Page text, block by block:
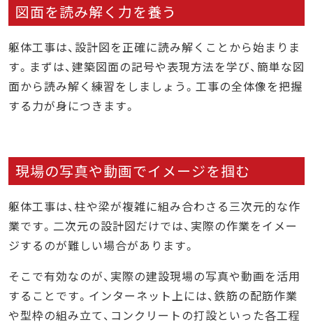
図面を読み解く力を養う
躯体工事は、設計図を正確に読み解くことから始まりま
す。まずは、建築図面の記号や表現方法を学び、簡単な図
面から読み解く練習をしましょう。工事の全体像を把握
する力が身につきます。
現場の写真や動画でイメージを掴む
躯体工事は、柱や梁が複雑に組み合わさる三次元的な作
業です。二次元の設計図だけでは、実際の作業をイメー
ジするのが難しい場合があります。
そこで有効なのが、実際の建設現場の写真や動画を活用
することです。インターネット上には、鉄筋の配筋作業
や型枠の組み立て、コンクリートの打設といった各工程